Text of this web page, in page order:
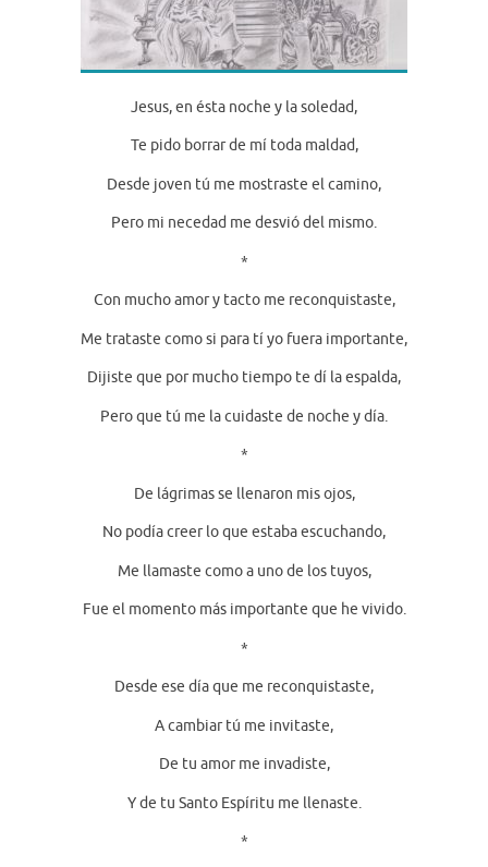
Jesus, en ésta noche y la soledad,
Te pido borrar de mí toda maldad,
Desde joven tú me mostraste el camino,
Pero mi necedad me desvió del mismo.
*
Con mucho amor y tacto me reconquistaste,
Me trataste como si para tí yo fuera importante,
Dijiste que por mucho tiempo te dí la espalda,
Pero que tú me la cuidaste de noche y día.
*
De lágrimas se llenaron mis ojos,
No podía creer lo que estaba escuchando,
Me llamaste como a uno de los tuyos,
Fue el momento más importante que he vivido.
*
Desde ese día que me reconquistaste,
A cambiar tú me invitaste,
De tu amor me invadiste,
Y de tu Santo Espíritu me llenaste.
*